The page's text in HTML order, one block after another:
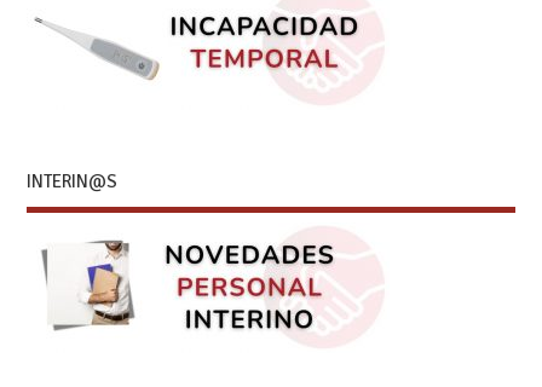
INTERIN@S